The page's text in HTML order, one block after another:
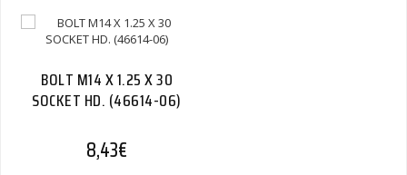
BOLT M14 X 1.25 X 30
SOCKET HD. (46614-06)
8,43€